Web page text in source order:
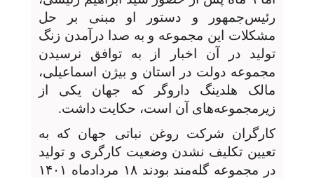
رئیس‌جمهور و دستور او مبنی بر حل
مشکلات این مجموعه و به صدا درآمدن زنگ
تولید در آن اخبار از به توافق نرسیدن
مجموعه دولت در استان و بیژن اسماعیلی،
مالک هلدینگ داروگر که جهان یکی از
زیرمجموعه‌های آن است، حکایت داشت.
کارگران شرکت روغن نباتی جهان که به
تعیین تکلیف نشدن وضعیت کارگری و تولید
در مجموعه گله‌مند بودند ۱۸ مردادماه ۱۴۰۱